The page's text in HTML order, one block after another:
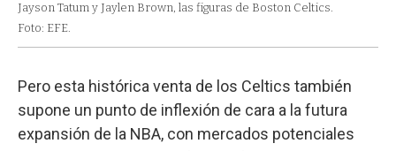
Jayson Tatum y Jaylen Brown, las figuras de Boston Celtics.
Foto: EFE.
Pero esta histórica venta de los Celtics también
supone un punto de inflexión de cara a la futura
expansión de la NBA, con mercados potenciales